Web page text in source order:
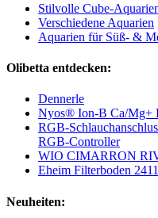
Stilvolle Cube-
Verschiedene Aquarien
Aquarien für Süß- &
Olibetta entdecken:
Dennerle
Nyos® Ion-B Ca/Mg+
RGB-
RGB-Controller
WIO CIMARRON
Eheim Filterboden
Neuheiten: